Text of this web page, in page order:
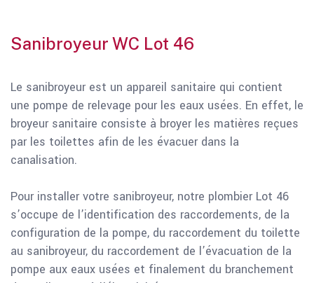
Sanibroyeur WC Lot 46
Le sanibroyeur est un appareil sanitaire qui contient
une pompe de relevage pour les eaux usées. En effet, le
broyeur sanitaire consiste à broyer les matières reçues
par les toilettes afin de les évacuer dans la
canalisation.
Pour installer votre sanibroyeur, notre plombier Lot 46
s’occupe de l’identification des raccordements, de la
configuration de la pompe, du raccordement du toilette
au sanibroyeur, du raccordement de l’évacuation de la
pompe aux eaux usées et finalement du branchement